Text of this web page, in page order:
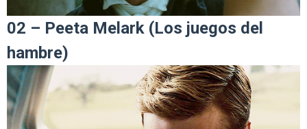
02 – Peeta Melark (Los juegos del
hambre)